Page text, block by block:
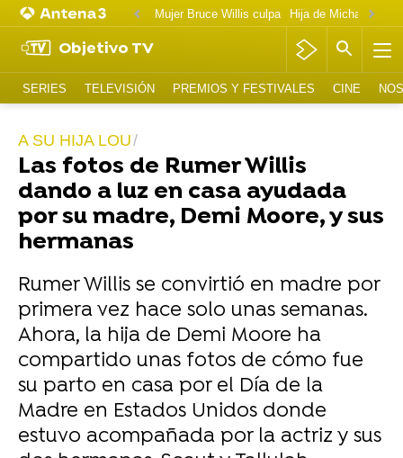
Mujer Bruce Willis culpa
Objetivo TV
SERIES TELEVISIÓN PREMIOS Y FESTIVALES CINE
A SU HIJA LOU
Las fotos de Rumer Willis
dando a luz en casa ayudada
por su madre, Demi Moore, y sus
hermanas
Rumer Willis se convirtió en madre por
primera vez hace solo unas semanas.
Ahora, la hija de Demi Moore ha
compartido unas fotos de cómo fue
su parto en casa por el Día de la
Madre en Estados Unidos donde
estuvo acompañada por la actriz y sus